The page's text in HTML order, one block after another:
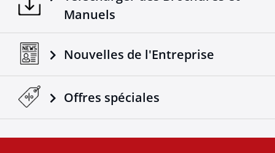
Manuels
Nouvelles de l'Entreprise
Offres spéciales